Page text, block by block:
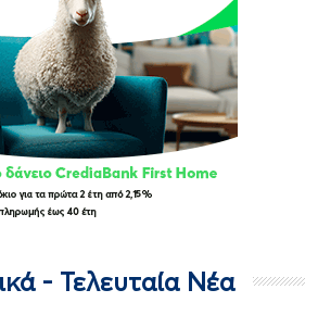
- Τελευταία Νέα